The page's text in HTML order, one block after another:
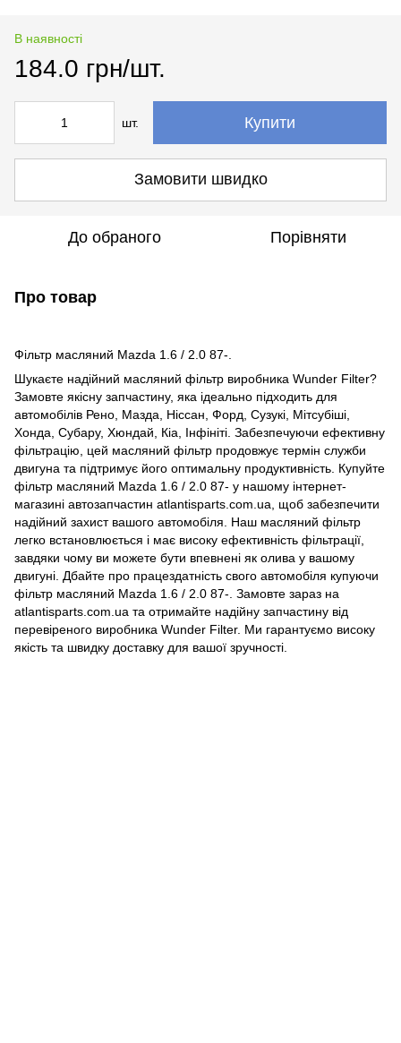
В наявності
184.0 грн/шт.
шт. Купити
Замовити швидко
До обраного Порівняти
Про товар
Фільтр масляний Mazda 1.6 / 2.0 87-.
Шукаєте надійний масляний фільтр виробника Wunder Filter?
Замовте якісну запчастину, яка ідеально підходить для
автомобілів Рено, Мазда, Ніссан, Форд, Сузукі, Мітсубіші,
Хонда, Субару, Хюндай, Кіа, Інфініті. Забезпечуючи ефективну
фільтрацію, цей масляний фільтр продовжує термін служби
двигуна та підтримує його оптимальну продуктивність. Купуйте
фільтр масляний Mazda 1.6 / 2.0 87- у нашому інтернет-
магазині автозапчастин atlantisparts.com.ua, щоб забезпечити
надійний захист вашого автомобіля. Наш масляний фільтр
легко встановлюється і має високу ефективність фільтрації,
завдяки чому ви можете бути впевнені як олива у вашому
двигуні. Дбайте про працездатність свого автомобіля купуючи
фільтр масляний Mazda 1.6 / 2.0 87-. Замовте зараз на
atlantisparts.com.ua та отримайте надійну запчастину від
перевіреного виробника Wunder Filter. Ми гарантуємо високу
якість та швидку доставку для вашої зручності.